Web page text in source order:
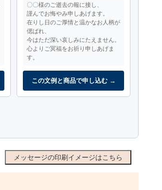
〇〇様のご逝去の報に接し、
謹んでお悔やみ申しあげます。
在りし日のご厚情と温かなお人柄が
偲ばれ、
今はただ深い哀しみにたえません。
心よりご冥福をお祈り申しあげま
す。
この文例と商品で申し込む →
メッセージの印刷イメージはこちら